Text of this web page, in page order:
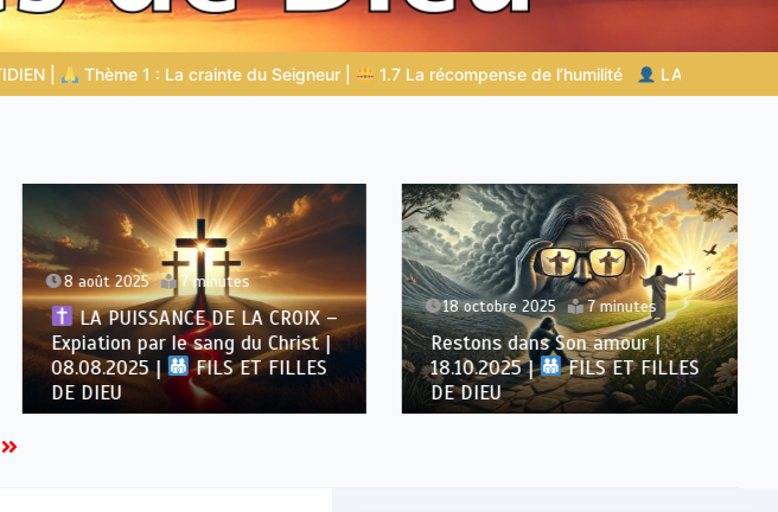
1.7 La récompense de l’humilité LA PERSONNE BIBLIQUE DU JOUR | 04.08.2026 |
8 août 2025 7 minutes
LA PUISSANCE DE LA CROIX –
Expiation par le sang du Christ |
08.08.2025 |
FILS ET FILLES
DE DIEU
18 octobre 2025 7 minutes
Restons dans Son amour |
18.10.2025 |
FILS ET FILLES
DE DIEU